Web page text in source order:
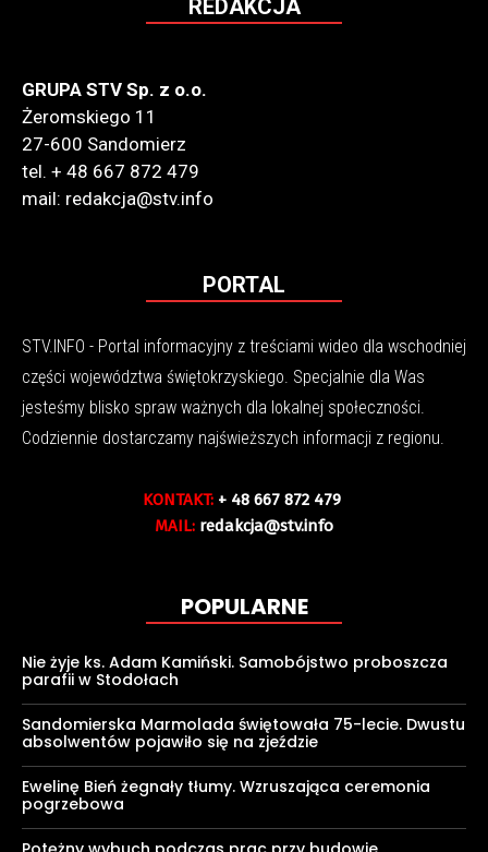
REDAKCJA
GRUPA STV Sp. z o.o.
Żeromskiego 11
27-600 Sandomierz
tel. + 48 667 872 479
mail: redakcja@stv.info
PORTAL
STV.INFO - Portal informacyjny z treściami wideo dla wschodniej
części województwa świętokrzyskiego. Specjalnie dla Was
jesteśmy blisko spraw ważnych dla lokalnej społeczności.
Codziennie dostarczamy najświeższych informacji z regionu.
KONTAKT: + 48 667 872 479
MAIL: redakcja@stv.info
POPULARNE
Nie żyje ks. Adam Kamiński. Samobójstwo proboszcza
parafii w Stodołach
Sandomierska Marmolada świętowała 75-lecie. Dwustu
absolwentów pojawiło się na zjeździe
Ewelinę Bień żegnały tłumy. Wzruszająca ceremonia
pogrzebowa